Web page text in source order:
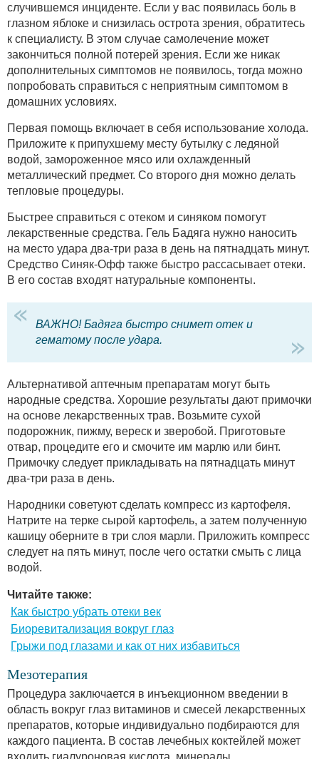
случившемся инциденте. Если у вас появилась боль в
глазном яблоке и снизилась острота зрения, обратитесь
к специалисту. В этом случае самолечение может
закончиться полной потерей зрения. Если же никак
дополнительных симптомов не появилось, тогда можно
попробовать справиться с неприятным симптомом в
домашних условиях.
Первая помощь включает в себя использование холода.
Приложите к припухшему месту бутылку с ледяной
водой, замороженное мясо или охлажденный
металлический предмет. Со второго дня можно делать
тепловые процедуры.
Быстрее справиться с отеком и синяком помогут
лекарственные средства. Гель Бадяга нужно наносить
на место удара два-три раза в день на пятнадцать минут.
Средство Синяк-Офф также быстро рассасывает отеки.
В его состав входят натуральные компоненты.
ВАЖНО! Бадяга быстро снимет отек и
гематому после удара.
Альтернативой аптечным препаратам могут быть
народные средства. Хорошие результаты дают примочки
на основе лекарственных трав. Возьмите сухой
подорожник, пижму, вереск и зверобой. Приготовьте
отвар, процедите его и смочите им марлю или бинт.
Примочку следует прикладывать на пятнадцать минут
два-три раза в день.
Народники советуют сделать компресс из картофеля.
Натрите на терке сырой картофель, а затем полученную
кашицу оберните в три слоя марли. Приложить компресс
следует на пять минут, после чего остатки смыть с лица
водой.
Читайте также:
Как быстро убрать отеки век
Биоревитализация вокруг глаз
Грыжи под глазами и как от них избавиться
Мезотерапия
Процедура заключается в инъекционном введении в
область вокруг глаз витаминов и смесей лекарственных
препаратов, которые индивидуально подбираются для
каждого пациента. В состав лечебных коктейлей может
входить гиалуроновая кислота, минералы,